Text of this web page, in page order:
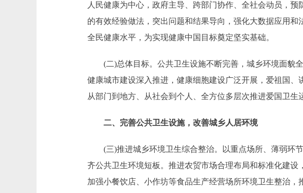
人民健康为中心，政府主导、跨部门协作、全社会动员，
的有效经验做法，突出问题和结果导向，强化大数据应用
全民健康水平，为实现健康中国目标奠定坚实基础。
(二)总体目标。公共卫生设施不断完善，城乡环境面貌全
健康城市建设深入推进，健康细胞建设广泛开展，爱祖国
从部门到地方、从社会到个人、全方位多层次推进爱国卫
二、完善公共卫生设施，改善城乡人居环境
(三)推进城乡环境卫生综合整治。以重点场所、薄弱环
齐公共卫生环境短板。推进农贸市场合理布局和标准化建
加强小餐饮店、小作坊等食品生产经营场所环境卫生整治